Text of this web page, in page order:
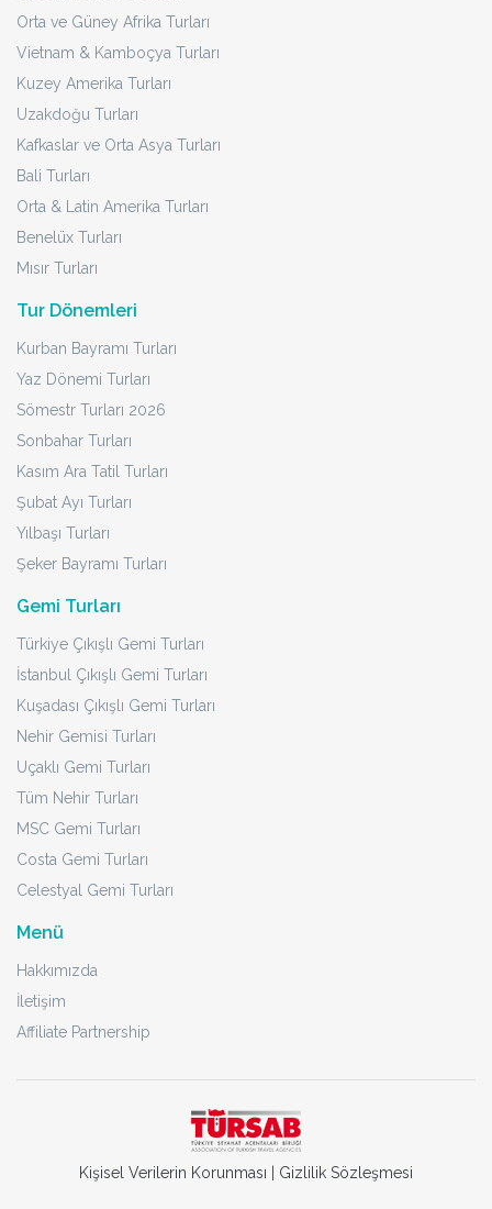
Orta ve Güney Afrika Turları
Vietnam & Kamboçya Turları
Kuzey Amerika Turları
Uzakdoğu Turları
Kafkaslar ve Orta Asya Turları
Bali Turları
Orta & Latin Amerika Turları
Benelüx Turları
Mısır Turları
Tur Dönemleri
Kurban Bayramı Turları
Yaz Dönemi Turları
Sömestr Turları 2026
Sonbahar Turları
Kasım Ara Tatil Turları
Şubat Ayı Turları
Yılbaşı Turları
Şeker Bayramı Turları
Gemi Turları
Türkiye Çıkışlı Gemi Turları
İstanbul Çıkışlı Gemi Turları
Kuşadası Çıkışlı Gemi Turları
Nehir Gemisi Turları
Uçaklı Gemi Turları
Tüm Nehir Turları
MSC Gemi Turları
Costa Gemi Turları
Celestyal Gemi Turları
Menü
Hakkımızda
İletişim
Affiliate Partnership
Kişisel Verilerin Korunması Gizlilik Sözleşmesi